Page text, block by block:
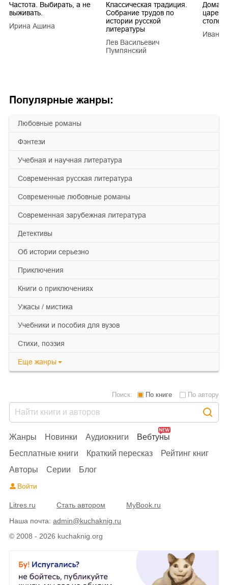
Популярные жанры:
любовные романы
фэнтези
учебная и научная литература
современная русская литература
современные любовные романы
современная зарубежная литература
детективы
об истории серьезно
приключения
книги о приключениях
ужасы / мистика
учебники и пособия для вузов
cтихи, поэзия
Еще жанры
Частота. Выбирать, а не
выживать.
Ирина Ашина
Классическая традиция.
Собрание трудов по
истории русской
литературы
Лев Васильевич
Пумпянский
царей
Иван
© 2008 - 2026 kuchaknig.org
Жанры Новинки Аудиокниги
Вебтуны
Бесплатные книги
Краткий пересказ
Рейтинг книг
Авторы
Серии Блог
Поиск: По книге По автору
Войти
Litres.ru Стать автором
MyBook.ru
Наша почта: admin@kuchaknig.ru